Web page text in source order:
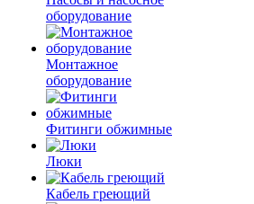
оборудование
Монтажное
оборудование
Фитинги обжимные
Люки
Кабель греющий